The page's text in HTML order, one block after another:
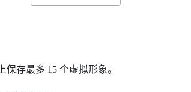
存最多 15 个虚拟形象。